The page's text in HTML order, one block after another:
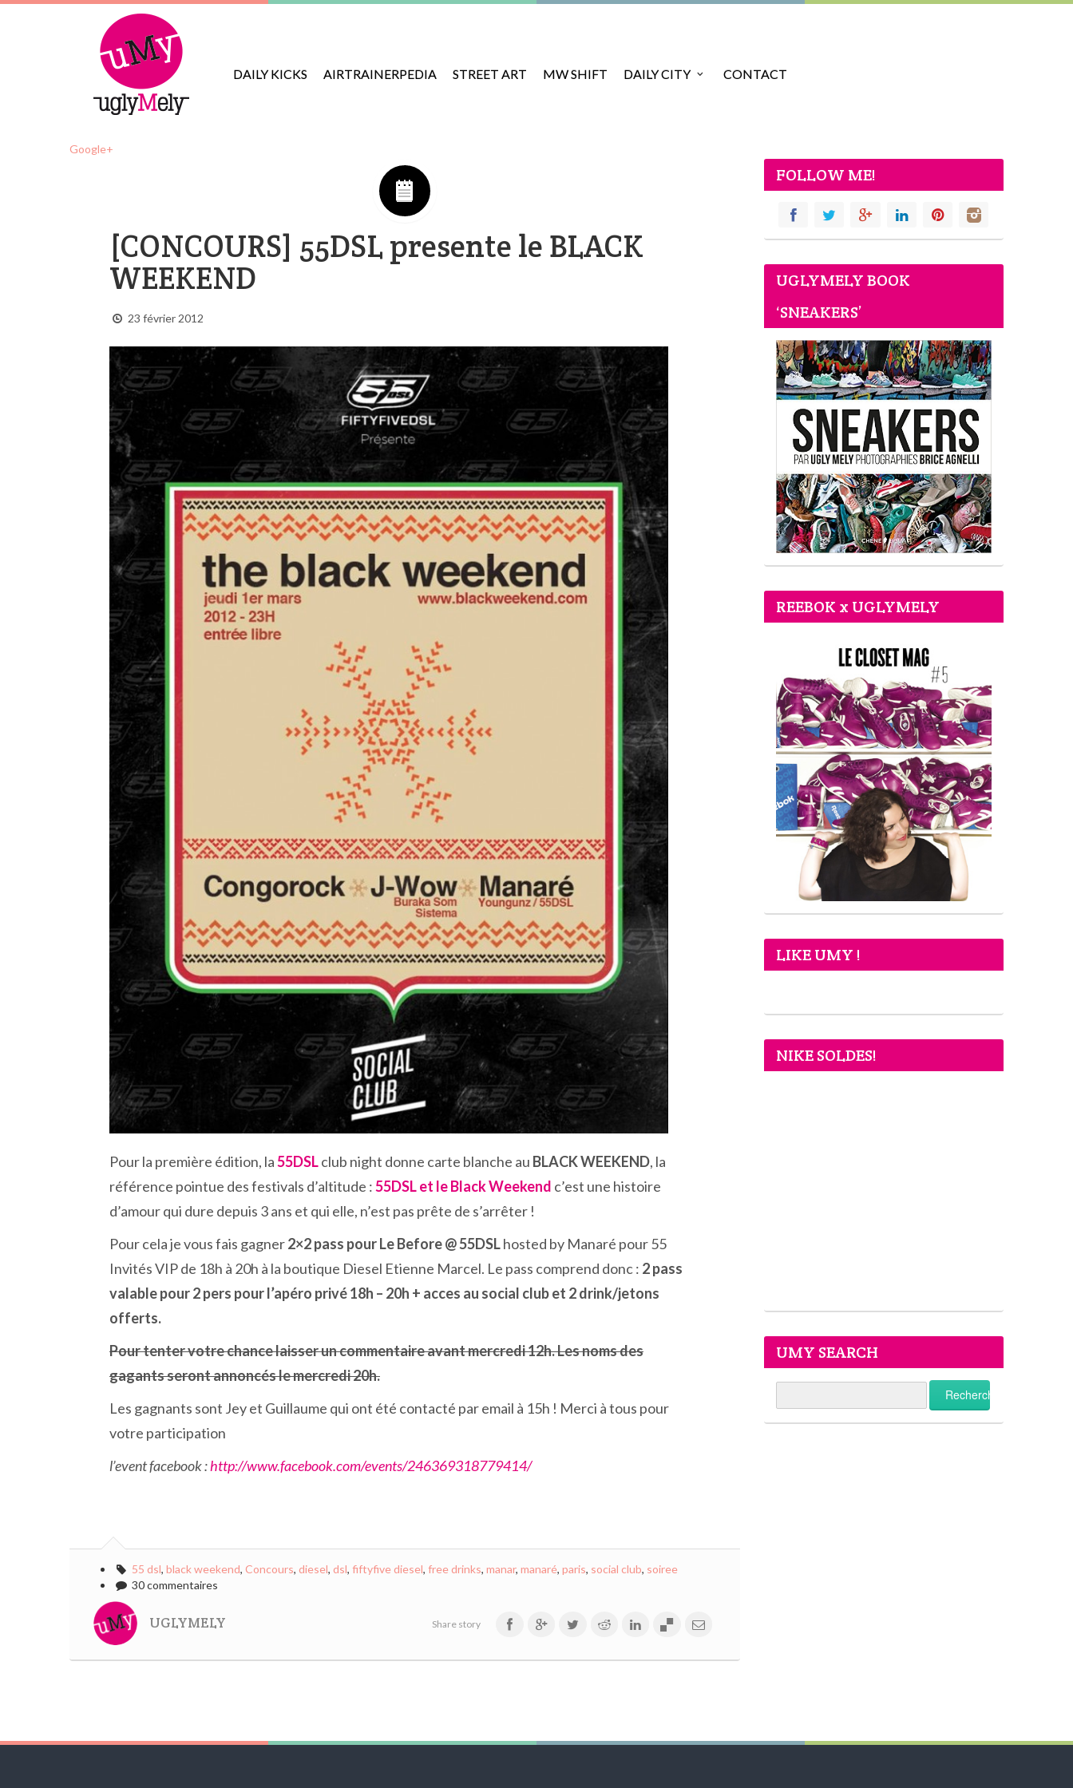
DAILY KICKS AIRTRAINERPEDIA STREET ART MW SHIFT DAILY CITY CONTACT
Google+
[CONCOURS] 55DSL presente le BLACK
WEEKEND
23 février 2012
Pour la première édition, la55DSLclub night donne carte blanche au BLACK WEEKEND, la
référence pointue des festivals d’altitude :55DSL et le Black Weekend c’est une histoire
d’amour qui dure depuis 3 ans et qui elle, n’est pas prête de s’arrêter !
Pour cela je vous fais gagner2×2 pass pour Le Before @ 55DSLhosted by Manaré pour 55
Invités VIP de 18h à 20h à la boutique Diesel Etienne Marcel. Le pass comprend donc : 2 pass
valable pour 2 pers pour l’apéro privé 18h – 20h + acces au social club et 2 drink/jetons
offerts.
Pour tenter votre chance laisser un commentaire avant mercredi 12h. Les noms des
gagants seront annoncés le mercredi 20h.
Les gagnants sont Jey et Guillaume qui ont été contacté par email à 15h ! Merci à tous pour
votre participation
l’event facebook :http://www.facebook.com/events/246369318779414/
55 dsl, black weekend, Concours, diesel, dsl, fiftyfive diesel, free drinks, manar, manaré, paris, social club, soiree
30 commentaires
UGLYMELY Share story
FOLLOW ME!
UGLYMELY BOOK
‘SNEAKERS’
REEBOK x UGLYMELY
LIKE UMY !
NIKE SOLDES!
UMY SEARCH